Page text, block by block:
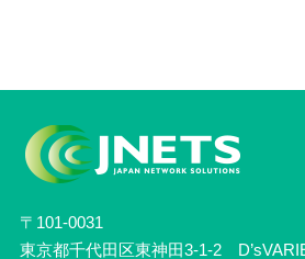
〒101-0031
東京都千代田区東神田3-1-2